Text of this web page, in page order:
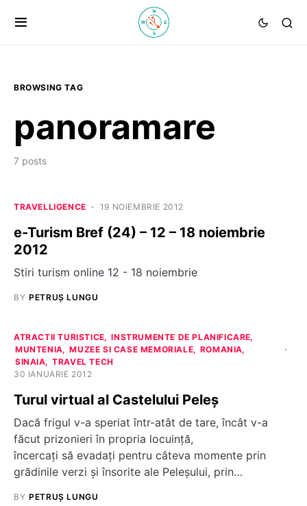
BROWSING TAG
panoramare
7 posts
TRAVELLIGENCE 19 NOIEMBRIE 2012
e-Turism Bref (24) – 12 – 18 noiembrie
2012
Stiri turism online 12 - 18 noiembrie
BY PETRUȘ LUNGU
ATRACTII TURISTICE
INSTRUMENTE DE PLANIFICARE
MUNTENIA
MUZEE SI CASE MEMORIALE
ROMANIA
SINAIA
TRAVEL TECH
30 IANUARIE 2012
Turul virtual al Castelului Peleș
Dacă frigul v-a speriat într-atât de tare, încât v-a
făcut prizonieri în propria locuinţă,
încercaţi să evadaţi pentru câteva momente prin
grădinile verzi şi însorite ale Peleşului, prin…
BY PETRUȘ LUNGU